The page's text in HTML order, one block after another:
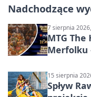
Nadchodzące
7 sierpnia
MTG
Merfolku
15 sierpnia
Spływ